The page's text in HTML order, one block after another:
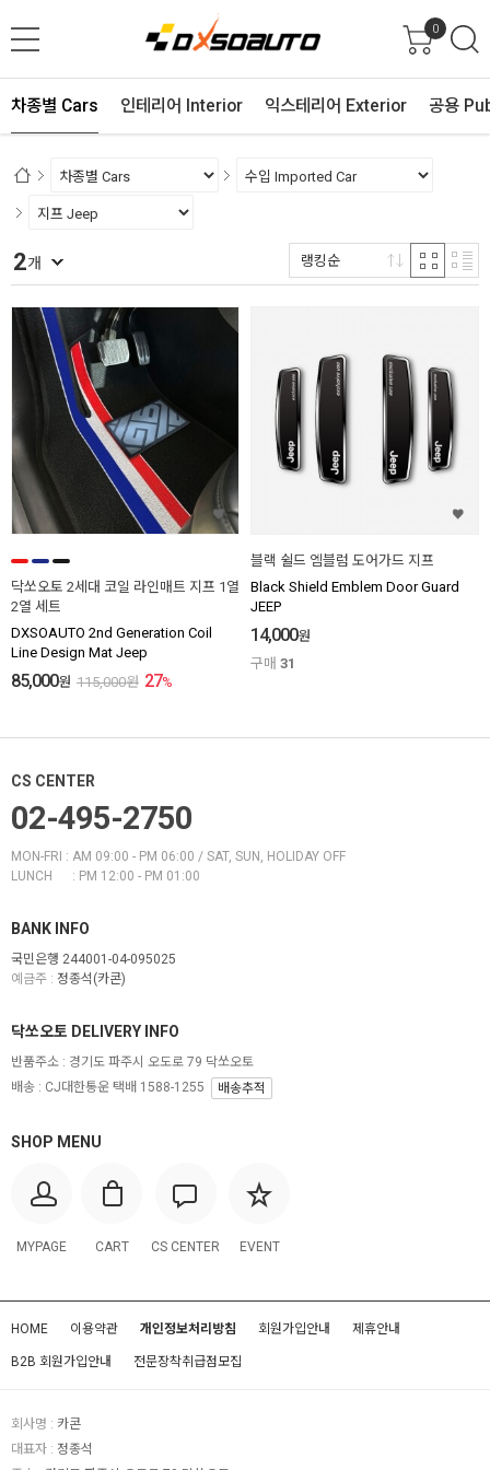
0
차종별 Cars 인테리어 Interior 익스테리어 Exterior 공용
2개 랭킹순
닥쏘오토 2세대 코일 라인매트 지프 1열
2열 세트
DXSOAUTO 2nd Generation Coil
Line Design Mat Jeep
85,000원 115,000원 27%
블랙 쉴드 엠블럼 도어가드 지프
Black Shield Emblem Door Guard
JEEP
14,000원
구매 31
CS CENTER
02-495-2750
MON-FRI : AM 09:00 - PM 06:00 / SAT, SUN, HOLIDAY OFF
LUNCH : PM 12:00 - PM 01:00
BANK INFO
국민은행 244001-04-095025
예금주 : 정종석(카콘)
SHOP MENU
MYPAGE CART CS CENTER EVENT
닥쏘오토 DELIVERY INFO
반품주소 : 경기도 파주시 오도로 79 닥쏘오토
배송 : CJ대한통운 택배 1588-1255
배송추적
HOME 이용약관 개인정보처리방침 회원가입안내 제휴안내
B2B 회원가입안내 전문장착취급점모집
회사명 : 카콘
대표자 : 정종석